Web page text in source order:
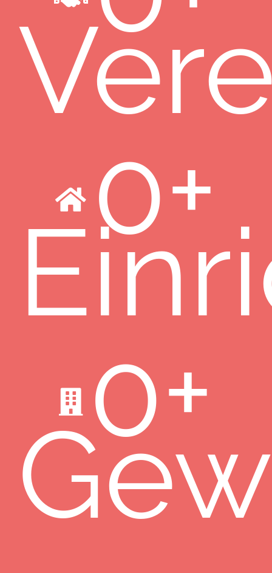
0+
0+